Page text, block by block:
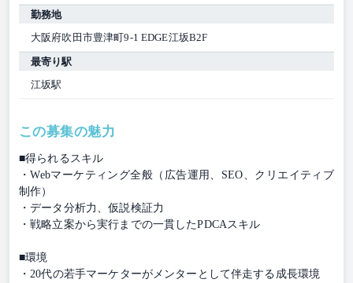
勤務地
大阪府吹田市豊津町9-1 EDGE江坂B2F
最寄り駅
江坂駅
この募集の魅力
■得られるスキル
・Webマーケティング全般（広告運用、SEO、クリエイティブ
制作）
・データ分析力、仮説検証力
・戦略立案から実行までの一貫したPDCAスキル
■環境
・20代の若手マーケターがメンターとして伴走する成長環境